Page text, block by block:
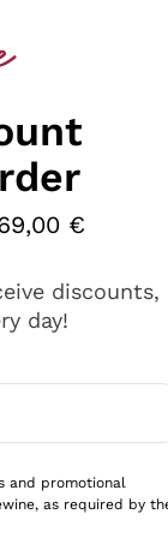
prezzo. Le
€
discounts,
day!
and promotional
as required by